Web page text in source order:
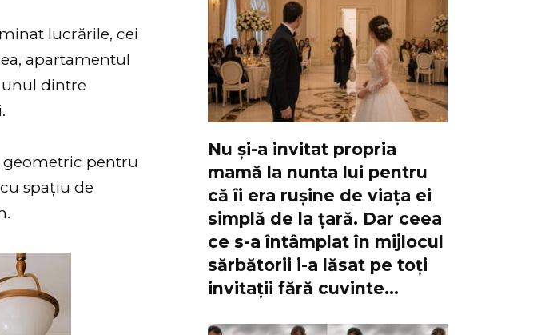
lucrările, cei
apartamentul
unul dintre
geometric pentru
spațiu de
Nu și-a invitat propria
mamă la nunta lui pentru
că îi era rușine de viața ei
simplă de la țară. Dar ceea
ce s-a întâmplat în mijlocul
sărbătorii i-a lăsat pe toți
invitații fără cuvinte…